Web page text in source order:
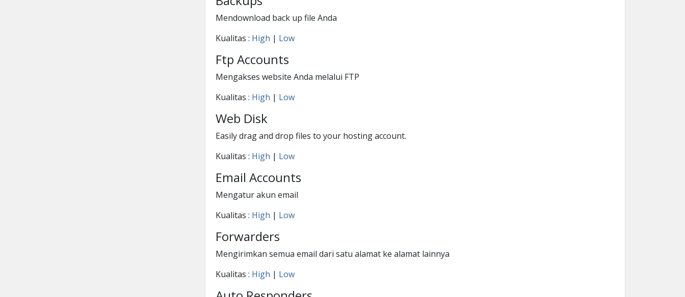
Mendownload back up file Anda
Kualitas : High | Low
Ftp Accounts
Mengakses website Anda melalui FTP
Kualitas : High | Low
Web Disk
Easily drag and drop files to your hosting account.
Kualitas : High | Low
Email Accounts
Mengatur akun email
Kualitas : High | Low
Forwarders
Mengirimkan semua email dari satu alamat ke alamat lainnya
Kualitas : High | Low